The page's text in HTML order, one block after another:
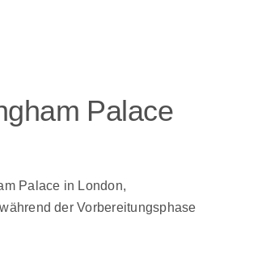
Palace
Palace in London,
der Vorbereitungsphase